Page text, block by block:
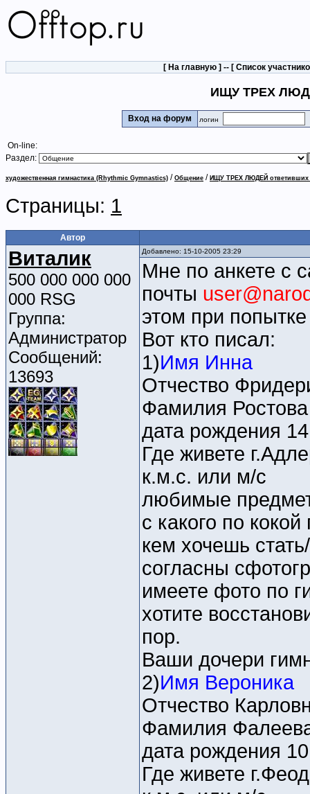
[ На главную ] -- [ Список
ИЩУ ТРЕХ
Вход на форум логин
On-line:
Раздел:
художественная гимнастика (Rhythmic Gymnastics) / Общение / ИЩУ ТРЕХ ЛЮДЕЙ ответивших
Страницы: 1
Автор
Виталик
500 000 000 000
000 RSG
Группа:
Администратор
Сообщений:
13693
Добавлено: 15-10-2005 23:29
Мне по анкете с
почты
этом при попытке
Вот кто писал:
1)Имя Инна
Отчество
Фамилия Ростова
дата рождения
Где живете
к.м.с. или м/c
любимые
с какого по
кем хочешь
согласны
имеете фото по
хотите
пор.
Ваши дочери
2)Имя Вероника
Отчество
Фамилия
дата рождения
Где живете